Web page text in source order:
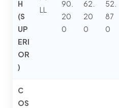
H
(S
UP
ERI
OR
)
LL
90.
20
0
62.
20
0
52.
87
0
C
OS